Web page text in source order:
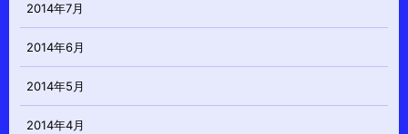
2014年7月
2014年6月
2014年5月
2014年4月